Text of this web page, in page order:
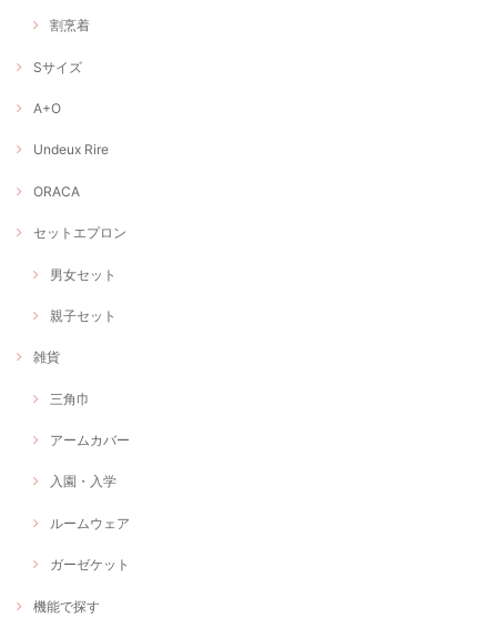
割烹着
Sサイズ
A+O
Undeux Rire
ORACA
セットエプロン
男女セット
親子セット
雑貨
三角巾
アームカバー
入園・入学
ルームウェア
ガーゼケット
機能で探す